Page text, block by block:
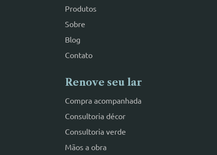
Produtos
Sobre
Blog
Contato
Renove seu lar
Compra acompanhada
Consultoria décor
Consultoria verde
Mãos a obra